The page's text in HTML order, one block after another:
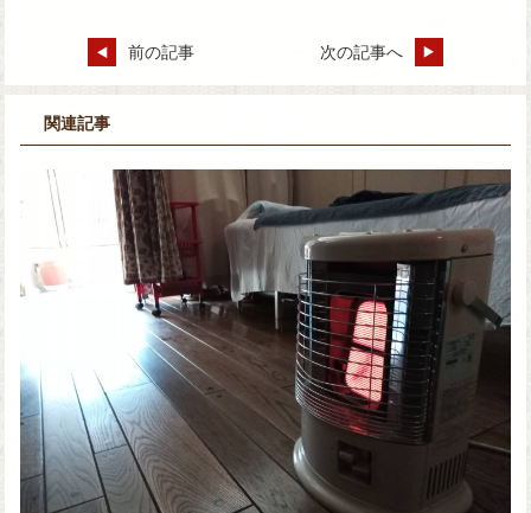
前の記事 次の記事へ
関連記事